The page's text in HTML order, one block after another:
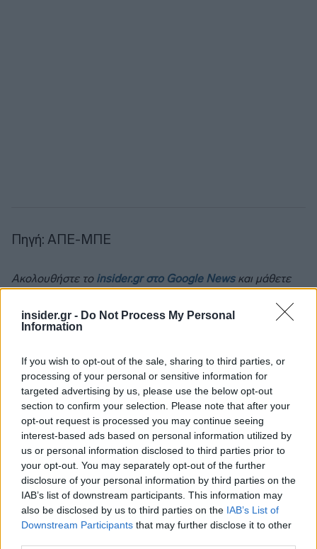
insider.gr - Do Not Process My Personal
Information
If you wish to opt-out of the sale, sharing to third parties, or
processing of your personal or sensitive information for
targeted advertising by us, please use the below opt-out
section to confirm your selection. Please note that after your
opt-out request is processed you may continue seeing
interest-based ads based on personal information utilized by
us or personal information disclosed to third parties prior to
your opt-out. You may separately opt-out of the further
disclosure of your personal information by third parties on the
IAB’s list of downstream participants. This information may
also be disclosed by us to third parties on the IAB’s List of
Downstream Participants that may further disclose it to other
Πηγή: ΑΠΕ-ΜΠΕ
Ακολουθήστε το insider.gr στο Google Newsκαι μάθετε
πρώτοι όλες τιςειδήσειςαπό την Ελλάδα και τον κόσμο.